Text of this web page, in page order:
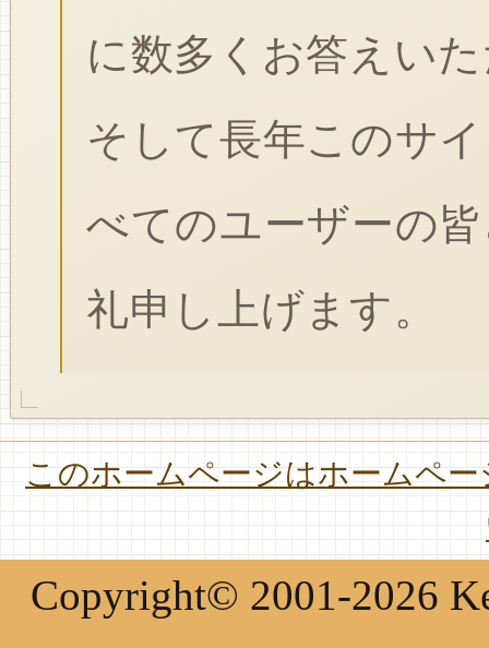
に数多くお答えい
そして長年このサ
べてのユーザーの
礼申し上げます。
このホームページはホームペ
Copyright© 2001-2026